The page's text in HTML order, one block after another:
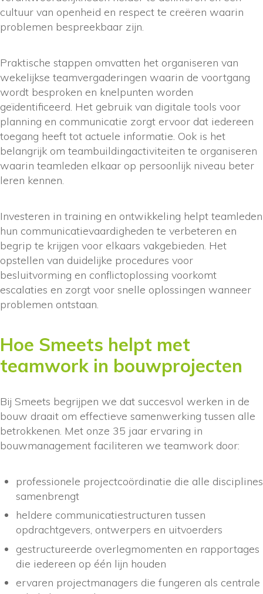
cultuur van openheid en respect te creëren waarin
problemen bespreekbaar zijn.
Praktische stappen omvatten het organiseren van
wekelijkse teamvergaderingen waarin de voortgang
wordt besproken en knelpunten worden
geïdentificeerd. Het gebruik van digitale tools voor
planning en communicatie zorgt ervoor dat iedereen
toegang heeft tot actuele informatie. Ook is het
belangrijk om teambuildingactiviteiten te organiseren
waarin teamleden elkaar op persoonlijk niveau beter
leren kennen.
Investeren in training en ontwikkeling helpt teamleden
hun communicatievaardigheden te verbeteren en
begrip te krijgen voor elkaars vakgebieden. Het
opstellen van duidelijke procedures voor
besluitvorming en conflictoplossing voorkomt
escalaties en zorgt voor snelle oplossingen wanneer
problemen ontstaan.
Hoe Smeets helpt met
teamwork in bouwprojecten
Bij Smeets begrijpen we dat succesvol werken in de
bouw draait om effectieve samenwerking tussen alle
betrokkenen. Met onze 35 jaar ervaring in
bouwmanagement faciliteren we teamwork door:
professionele projectcoördinatie die alle disciplines
samenbrengt
heldere communicatiestructuren tussen
opdrachtgevers, ontwerpers en uitvoerders
gestructureerde overlegmomenten en rapportages
die iedereen op één lijn houden
ervaren projectmanagers die fungeren als centrale